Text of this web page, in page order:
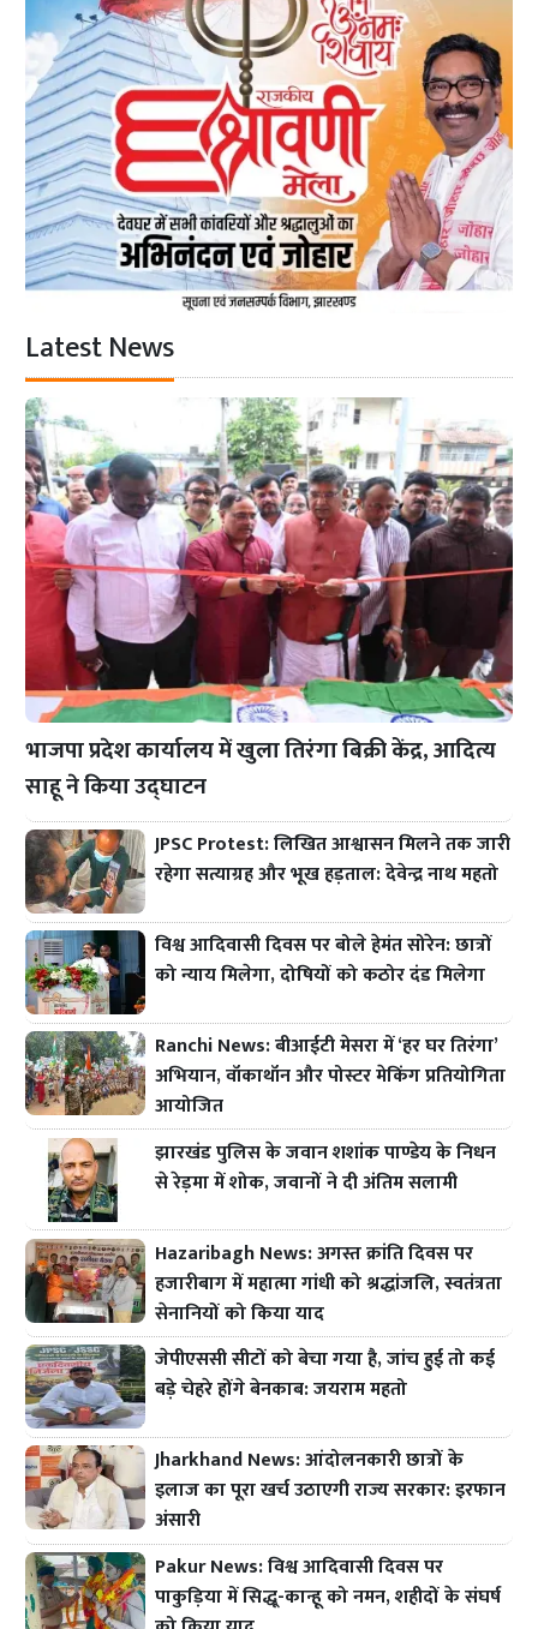
Latest News
भाजपा प्रदेश कार्यालय में खुला तिरंगा बिक्री केंद्र, आदित्य
साहू ने किया उद्घाटन
JPSC Protest: लिखित आश्वासन मिलने तक जारी
रहेगा सत्याग्रह और भूख हड़ताल: देवेन्द्र नाथ महतो
विश्व आदिवासी दिवस पर बोले हेमंत सोरेन: छात्रों
को न्याय मिलेगा, दोषियों को कठोर दंड मिलेगा
Ranchi News: बीआईटी मेसरा में ‘हर घर तिरंगा’
अभियान, वॉकाथॉन और पोस्टर मेकिंग प्रतियोगिता
आयोजित
झारखंड पुलिस के जवान शशांक पाण्डेय के निधन
से रेड़मा में शोक, जवानों ने दी अंतिम सलामी
Hazaribagh News: अगस्त क्रांति दिवस पर
हजारीबाग में महात्मा गांधी को श्रद्धांजलि, स्वतंत्रता
सेनानियों को किया याद
जेपीएससी सीटों को बेचा गया है, जांच हुई तो कई
बड़े चेहरे होंगे बेनकाब: जयराम महतो
Jharkhand News: आंदोलनकारी छात्रों के
इलाज का पूरा खर्च उठाएगी राज्य सरकार: इरफान
अंसारी
Pakur News: विश्व आदिवासी दिवस पर
पाकुड़िया में सिद्धू-कान्हू को नमन, शहीदों के संघर्ष